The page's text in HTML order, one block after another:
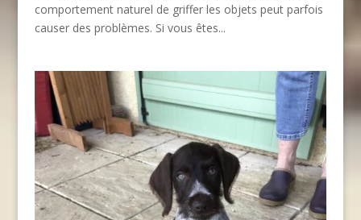
comportement naturel de griffer les objets peut parfois
causer des problèmes. Si vous êtes...